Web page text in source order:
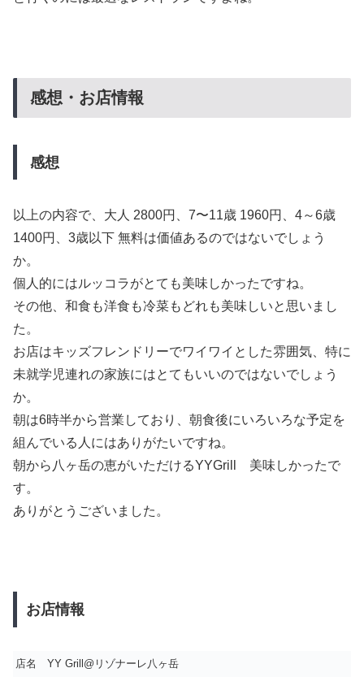
感想・お店情報
感想
以上の内容で、大人 2800円、7〜11歳 1960円、4～6歳
1400円、3歳以下 無料は価値あるのではないでしょう
か。
個人的にはルッコラがとても美味しかったですね。
その他、和食も洋食も冷菜もどれも美味しいと思いまし
た。
お店はキッズフレンドリーでワイワイとした雰囲気、特に
未就学児連れの家族にはとてもいいのではないでしょう
か。
朝は6時半から営業しており、朝食後にいろいろな予定を
組んでいる人にはありがたいですね。
朝から八ヶ岳の恵がいただけるYYGrill 美味しかったで
す。
ありがとうございました。
お店情報
店名 YY Grill@リゾナーレ八ヶ岳